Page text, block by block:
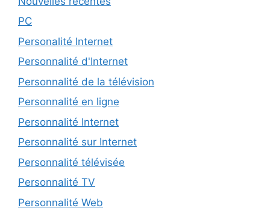
PC
Personalité Internet
Personnalité d'Internet
Personnalité de la télévision
Personnalité en ligne
Personnalité Internet
Personnalité sur Internet
Personnalité télévisée
Personnalité TV
Personnalité Web